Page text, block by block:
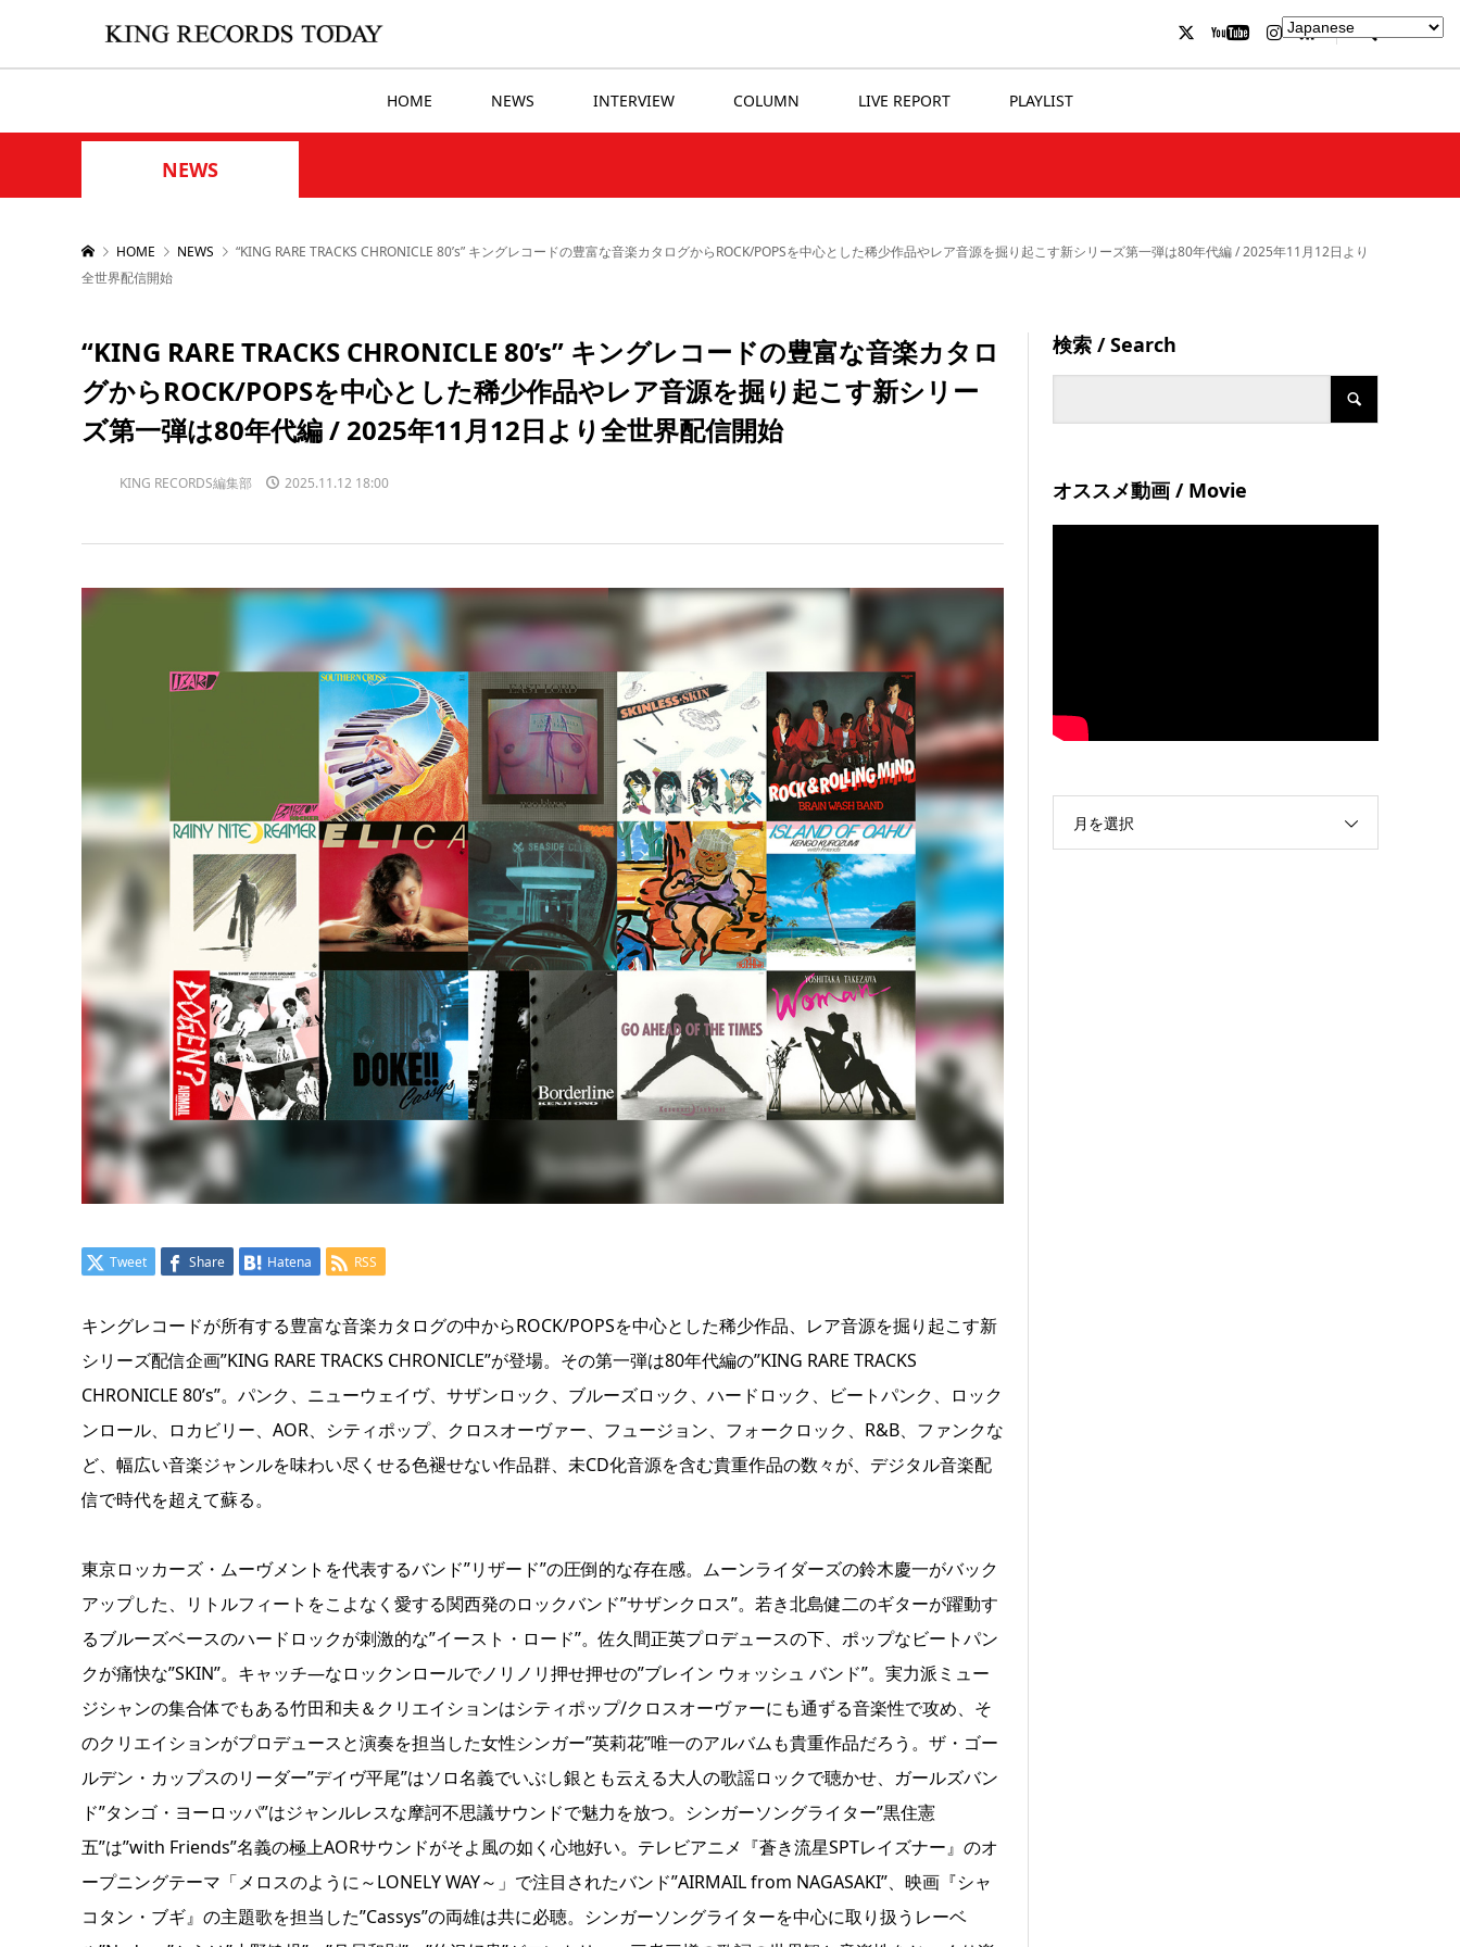
HOME NEWS INTERVIEW COLUMN LIVE REPORT PLAYLIST
NEWS
HOME NEWS
“KING RARE TRACKS CHRONICLE 80’s” キングレコードの豊富な音楽カタログからROCK/POPSを中心とした稀少作品やレア音源を掘り起こす新シリーズ第一弾は80年代編 / 2025年11月12日より
全世界配信開始
“KING RARE TRACKS CHRONICLE 80’s” キングレコードの豊富な音楽カタロ
グからROCK/POPSを中心とした稀少作品やレア音源を掘り起こす新シリー
ズ第一弾は80年代編 / 2025年11月12日より全世界配信開始
KING RECORDS編集部 2025.11.12 18:00
Tweet Share Hatena RSS
キングレコードが所有する豊富な音楽カタログの中からROCK/POPSを中心とした稀少作品、レア音源を掘り起こす新
シリーズ配信企画”KING RARE TRACKS CHRONICLE”が登場。その第一弾は80年代編の”KING RARE TRACKS
CHRONICLE 80’s”。パンク、ニューウェイヴ、サザンロック、ブルーズロック、ハードロック、ビートパンク、ロック
ンロール、ロカビリー、AOR、シティポップ、クロスオーヴァー、フュージョン、フォークロック、R&B、ファンクな
ど、幅広い音楽ジャンルを味わい尽くせる色褪せない作品群、未CD化音源を含む貴重作品の数々が、デジタル音楽配
信で時代を超えて蘇る。
東京ロッカーズ・ムーヴメントを代表するバンド”リザード”の圧倒的な存在感。ムーンライダーズの鈴木慶一がバック
アップした、リトルフィートをこよなく愛する関西発のロックバンド”サザンクロス”。若き北島健二のギターが躍動す
るブルーズベースのハードロックが刺激的な”イースト・ロード”。佐久間正英プロデュースの下、ポップなビートパン
クが痛快な”SKIN”。キャッチ―なロックンロールでノリノリ押せ押せの”ブレイン ウォッシュ バンド”。実力派ミュー
ジシャンの集合体でもある竹田和夫＆クリエイションはシティポップ/クロスオーヴァーにも通ずる音楽性で攻め、そ
のクリエイションがプロデュースと演奏を担当した女性シンガー”英莉花”唯一のアルバムも貴重作品だろう。ザ・ゴー
ルデン・カップスのリーダー”デイヴ平尾”はソロ名義でいぶし銀とも云える大人の歌謡ロックで聴かせ、ガールズバン
ド”タンゴ・ヨーロッパ”はジャンルレスな摩訶不思議サウンドで魅力を放つ。シンガーソングライター”黒住憲
五”は”with Friends”名義の極上AORサウンドがそよ風の如く心地好い。テレビアニメ『蒼き流星SPTレイズナー』のオ
ープニングテーマ「メロスのように～LONELY WAY～」で注目されたバンド”AIRMAIL from NAGASAKI”、映画『シャ
コタン・ブギ』の主題歌を担当した”Cassys”の両雄は共に必聴。シンガーソングライターを中心に取り扱うレーベ
検索 / Search
オススメ動画 / Movie
月を選択